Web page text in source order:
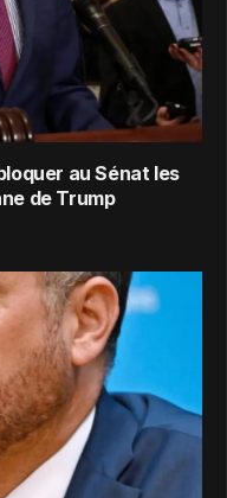
au Sénat les
de Trump